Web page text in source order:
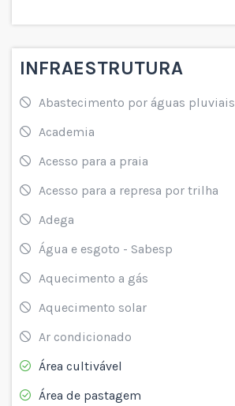
INFRAESTRUTURA
Abastecimento por águas pluviais
Academia
Acesso para a praia
Acesso para a represa por trilha
Adega
Água e esgoto - Sabesp
Aquecimento a gás
Aquecimento solar
Ar condicionado
Área cultivável
Área de pastagem